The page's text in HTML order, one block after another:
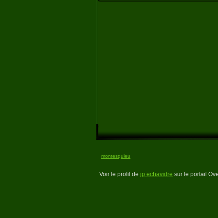
montesquieu
Voir le profil de jp echavidre sur le portail